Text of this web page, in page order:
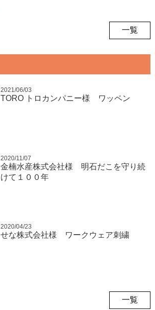
一覧
2021/06/03
TORO トロカンパニー様 ワッペン
2020/11/07
金楠水産株式会社様 明石だこを守り続
けて１００年
2020/04/23
せな株式会社様 ワークウェア刺繍
一覧